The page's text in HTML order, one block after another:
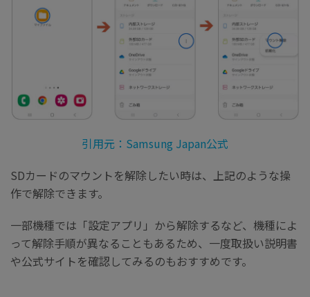
引用元：Samsung Japan公式
SDカードのマウントを解除したい時は、上記のような操
作で解除できます。
一部機種では「設定アプリ」から解除するなど、機種によ
って解除手順が異なることもあるため、一度取扱い説明書
や公式サイトを確認してみるのもおすすめです。